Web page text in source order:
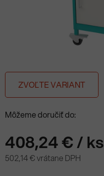
ZVOĽTE VARIANT
Môžeme doručiť do:
408,24 €/ ks
502,14 € vrátane DPH